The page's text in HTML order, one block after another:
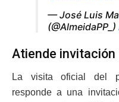
— José Luis
(@AlmeidaPP_)
Atiende invitación
La visita oficial del
responde a una